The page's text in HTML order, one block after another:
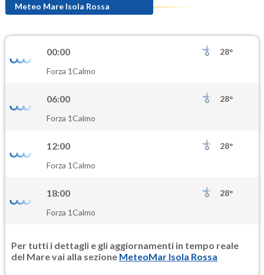
Meteo Mare Isola Rossa
00:00
28°
Forza 1Calmo
06:00
28°
Forza 1Calmo
12:00
28°
Forza 1Calmo
18:00
28°
Forza 1Calmo
Per tutti i dettagli e gli aggiornamenti in tempo reale
del Mare vai alla sezione MeteoMar Isola Rossa